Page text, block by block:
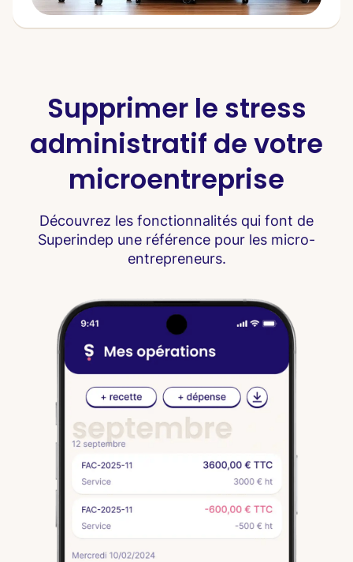
Supprimer le stress
administratif de votre
microentreprise
Découvrez les fonctionnalités qui font de
Superindep une référence pour les micro-
entrepreneurs.